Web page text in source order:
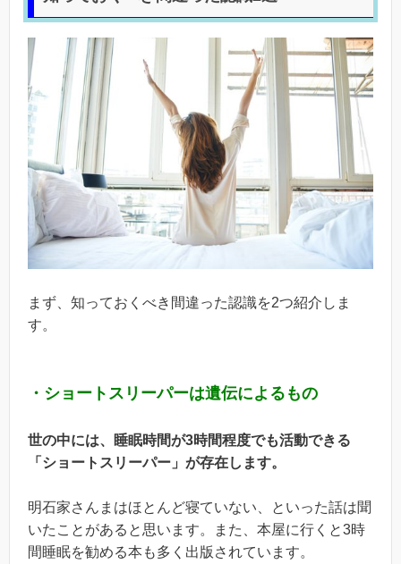
まず、知っておくべき間違った認識を2つ紹介しま
す。
・ショートスリーパーは遺伝によるもの
世の中には、睡眠時間が3時間程度でも活動できる
「ショートスリーパー」が存在します。
明石家さんまはほとんど寝ていない、といった話は聞
いたことがあると思います。また、本屋に行くと3時
間睡眠を勧める本も多く出版されています。